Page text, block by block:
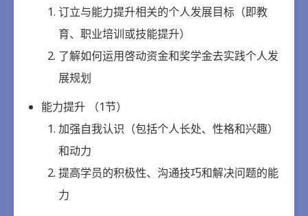
订立与能力提升相关的个人发展目标（即教
育、职业培训或技能提升）
了解如何运用啓动资金和奖学金去实践个人发
展规划
能力提升 （1节）
加强自我认识（包括个人长处、性格和兴趣）
和动力
提高学员的积极性、沟通技巧和解决问题的能
力